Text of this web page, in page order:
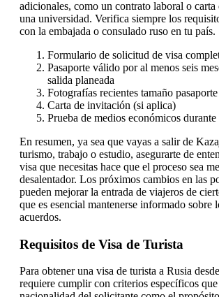
adicionales, como un contrato laboral o carta
una universidad. Verifica siempre los
con la embajada o consulado ruso en tu país.
Formulario de solicitud de visa
Pasaporte válido por al menos seis
salida planeada
Fotografías recientes tamaño pasaporte
Carta de invitación (si aplica)
Prueba de medios económicos durante
En resumen, ya sea que vayas a salir de
turismo, trabajo o estudio, asegurarte de
visa que necesitas hace que el proceso sea
desalentador. Los próximos cambios en las
pueden mejorar la entrada de viajeros de
que es esencial mantenerse informado sobre
acuerdos.
Requisitos de Visa de Turista
Para obtener una visa de turista a Rusia
requiere cumplir con criterios específicos